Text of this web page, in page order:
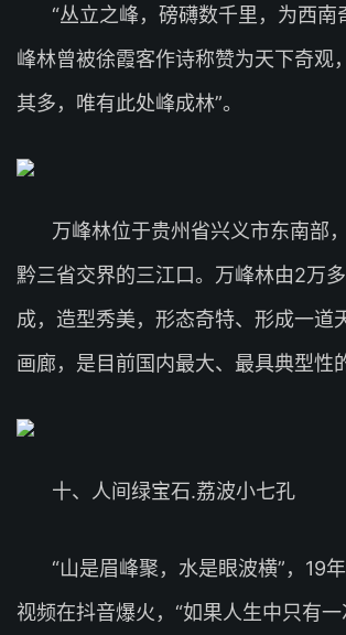
“丛立之峰，磅礴数千里，为西南
峰林曾被徐霞客作诗称赞为天下奇观
其多，唯有此处峰成林”。
万峰林位于贵州省兴义市东南部
黔三省交界的三江口。万峰林由2万
成，造型秀美，形态奇特、形成一道
画廊，是目前国内最大、最具典型性
十、人间绿宝石.荔波小七孔
“山是眉峰聚，水是眼波横”，19
视频在抖音爆火，“如果人生中只有